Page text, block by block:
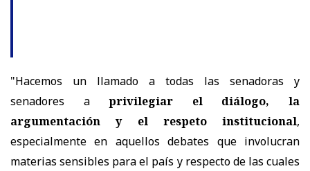
"Hacemos un llamado a todas las senadoras y
senadores aprivilegiar el diálogo, la
argumentación y el respeto institucional,
especialmente en aquellos debates que involucran
materias sensibles para el país y respecto de las cuales